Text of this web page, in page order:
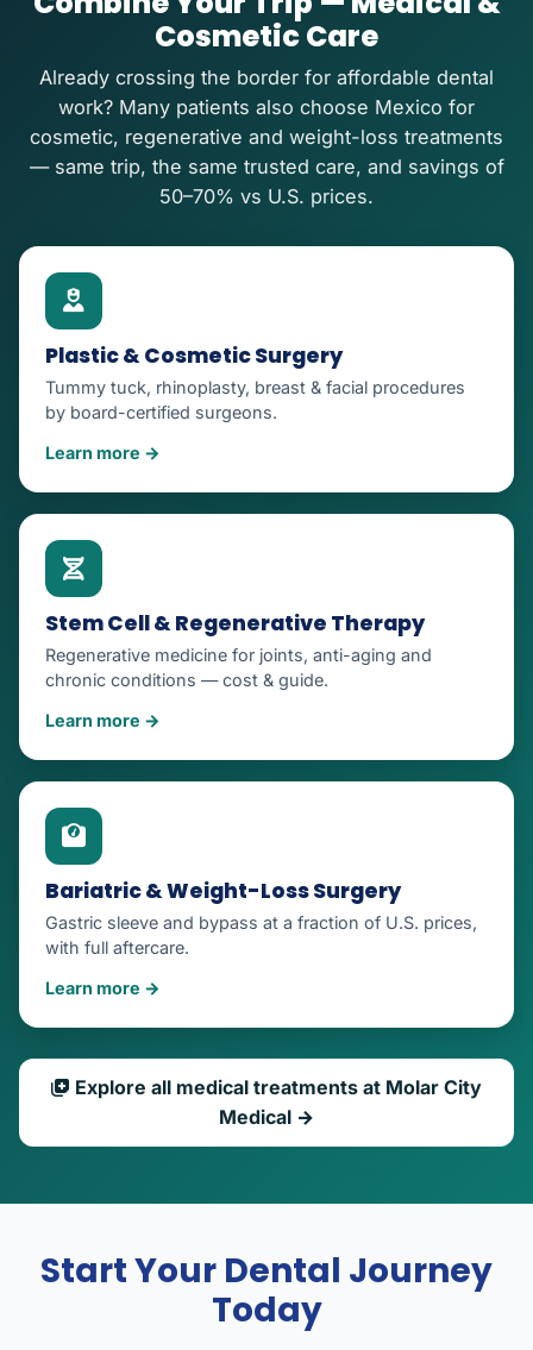
Cosmetic Care
Already crossing the border for affordable dental
work? Many patients also choose Mexico for
cosmetic, regenerative and weight-loss treatments
— same trip, the same trusted care, and savings of
50–70% vs U.S. prices.
Plastic & Cosmetic Surgery
Tummy tuck, rhinoplasty, breast & facial procedures
by board-certified surgeons.
Learn more →
Stem Cell & Regenerative Therapy
Regenerative medicine for joints, anti-aging and
chronic conditions — cost & guide.
Learn more →
Bariatric & Weight-Loss Surgery
Gastric sleeve and bypass at a fraction of U.S. prices,
with full aftercare.
Learn more →
Explore all medical treatments at Molar City
Medical →
Start Your Dental Journey
Today